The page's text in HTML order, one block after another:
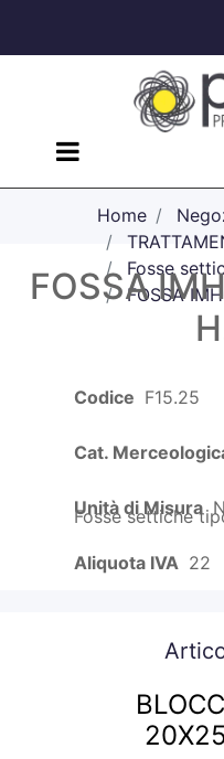
Open menu
Home
Fosse
FOSSA
FOSSA
Codice F15.25
Cat.
Fosse settiche
Unità di Misura
Aliquota IVA 22